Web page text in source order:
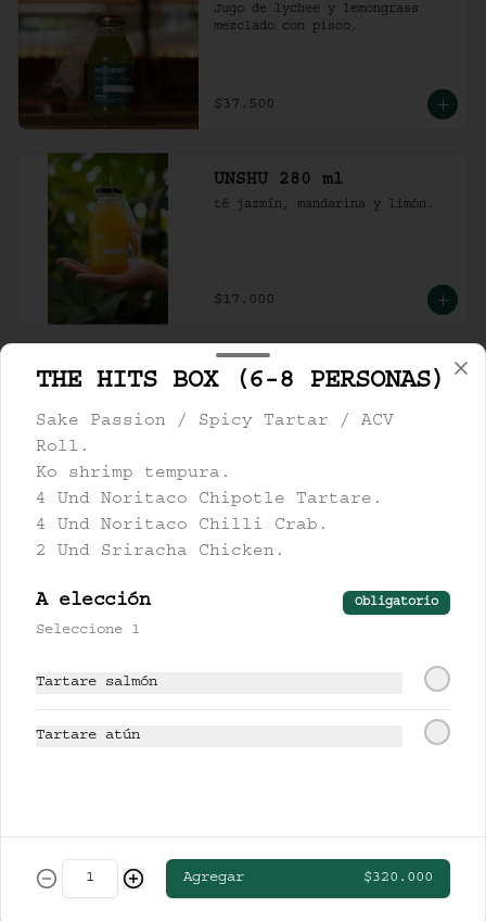
Jugo de lychee y lemongrass
mezclado con pisco.
$37.500
UNSHU 280 ml
té jazmín, mandarina y limón.
$17.000
CERVEZAS
TSINGTAO
THE HITS BOX (6-8 PERSONAS)
Sake Passion / Spicy Tartar / ACV
Roll.
Ko shrimp tempura.
4 Und Noritaco Chipotle Tartare.
4 Und Noritaco Chilli Crab.
2 Und Sriracha Chicken.
A elección Obligatorio
Seleccione 1
Tartare salmón
Tartare atún
Agregar $320.000